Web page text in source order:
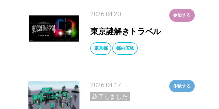
2026.04.20 参加する
東京謎解きトラベル
東京都 都内広域
2026.04.17 体験する
終了しました